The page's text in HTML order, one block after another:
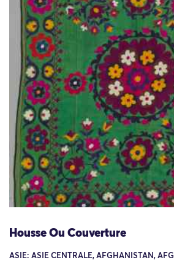
Housse Ou Couverture
ASIE: ASIE CENTRALE, AFGHANISTAN,